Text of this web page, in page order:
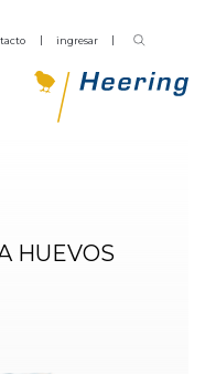
ingresar
HUEVOS